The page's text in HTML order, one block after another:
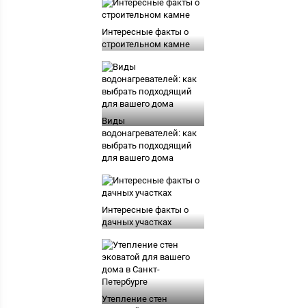
Интересные факты о
строительном камне
Виды
водонагревателей: как
выбрать подходящий
для вашего дома
Интересные факты о
дачных участках
Утепление стен